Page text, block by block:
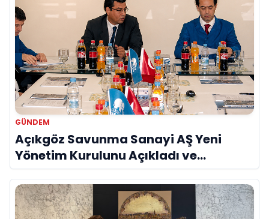
GÜNDEM
Açıkgöz Savunma Sanayi AŞ Yeni
Yönetim Kurulunu Açıkladı ve
Savunma Sanayinde Küresel Vizyon
Vurgusu